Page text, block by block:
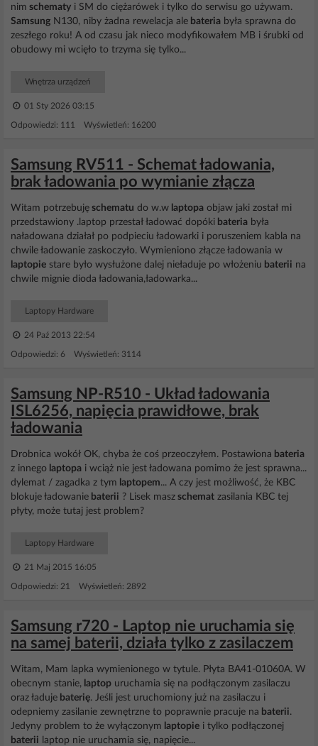
nim schematy i SM do ciężarówek i tylko do serwisu go używam.
Samsung N130, niby żadna rewelacja ale bateria była sprawna do
zeszłego roku! A od czasu jak nieco modyfikowałem MB i śrubki od
obudowy mi wcięło to trzyma się tylko...
Wnętrza urządzeń
01 Sty 2026 03:15
Odpowiedzi: 111 Wyświetleń: 16200
Samsung RV511 - Schemat ładowania,
brak ładowania po wymianie złącza
Witam potrzebuję schematu do w.w laptopa objaw jaki został mi
przedstawiony .laptop przestał ładować dopóki bateria była
naładowana działał po podpieciu ładowarki i poruszeniem kabla na
chwile ładowanie zaskoczyło. Wymieniono złącze ładowania w
laptopie stare było wysłużone dalej nieładuje po włożeniu baterii na
chwile mignie dioda ładowania,ładowarka...
Laptopy Hardware
24 Paź 2013 22:54
Odpowiedzi: 6 Wyświetleń: 3114
Samsung NP-R510 - Układ ładowania
ISL6256, napięcia prawidłowe, brak
ładowania
Drobnica wokół OK, chyba że coś przeoczyłem. Postawiona bateria
z innego laptopa i wciąż nie jest ładowana pomimo że jest sprawna...
dylemat / zagadka z tym laptopem... A czy jest możliwość, że KBC
blokuje ładowanie baterii ? Lisek masz schemat zasilania KBC tej
płyty, może tutaj jest problem?
Laptopy Hardware
21 Maj 2015 16:05
Odpowiedzi: 21 Wyświetleń: 2892
Samsung r720 - Laptop nie uruchamia się
na samej baterii, działa tylko z zasilaczem
Witam, Mam lapka wymienionego w tytule. Płyta BA41-01060A. W
obecnym stanie, laptop uruchamia się na podłączonym zasilaczu
oraz ładuje baterię. Jeśli jest uruchomiony już na zasilaczu i
odepniemy zasilanie zewnętrzne to poprawnie pracuje na baterii.
Jedyny problem to że wyłączonym laptopie i tylko podłączonej
baterii laptop nie uruchamia się, napięcie...